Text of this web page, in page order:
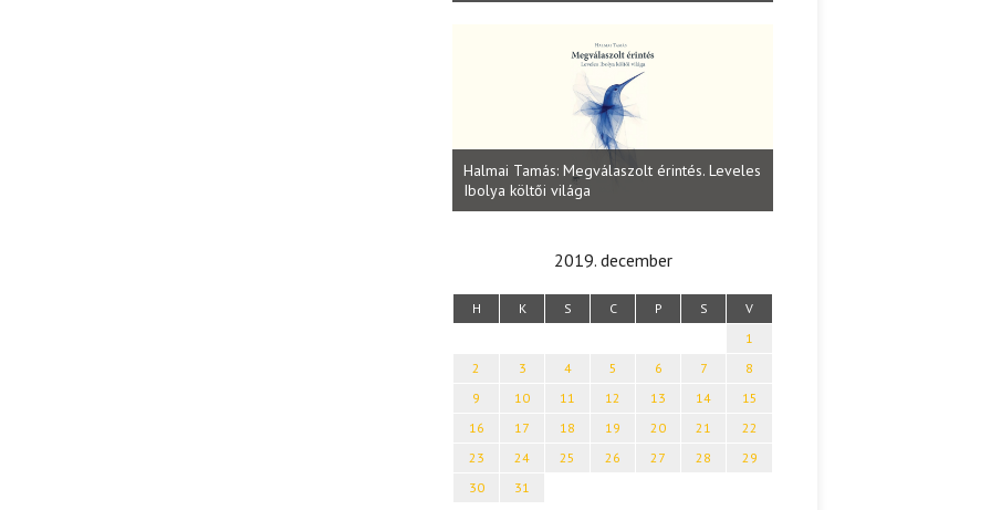
Halmai Tamás: Megválaszolt érintés. Leveles
Ibolya költői világa
2019. december
H K S C P S V
1
2
3 4 5 6 7
8
9
10 11 12 13 14
15
16
17 18 19 20 21
22
23
24 25 26 27 28
29
30
31